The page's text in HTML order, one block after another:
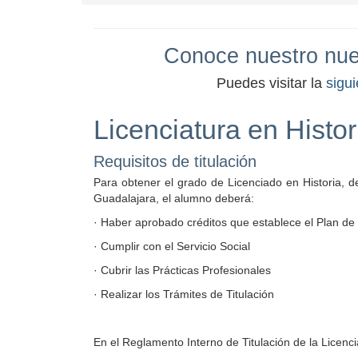
Conoce nuestro
Puedes visitar la
Licenciatura en
Requisitos de titulación
Para obtener el grado de Licenciado en Historia,
Guadalajara, el alumno deberá:
· Haber aprobado créditos que establece el Plan
· Cumplir con el Servicio Social
· Cubrir las Prácticas Profesionales
· Realizar los Trámites de Titulación
En el Reglamento Interno de Titulación de la